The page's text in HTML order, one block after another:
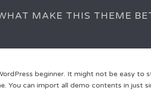
MAKE THIS THEME
beginner. It might not be easy
You can import all demo contents in just